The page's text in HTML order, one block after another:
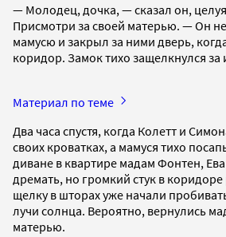
— Молодец, дочка, — сказал он,
Присмотри за своей матерью. — Он
мамусю и закрыл за ними дверь,
коридор. Замок тихо защелкнулся за
Материал по теме
Два часа спустя, когда Колетт и
своих кроватках, а мамуся тихо
диване в квартире мадам Фонтен,
дремать, но громкий стук в
щелку в шторах уже начали
лучи солнца. Вероятно, вернулись
матерью.